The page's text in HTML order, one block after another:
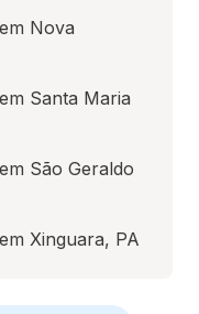
Nova
Santa Maria
São Geraldo
Xinguara, PA